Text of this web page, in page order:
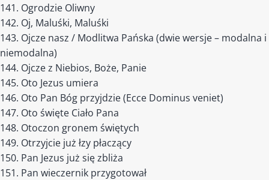
Ogrodzie Oliwny
Oj, Maluśki, Maluśki
Ojcze nasz / Modlitwa Pańska (dwie wersje – modalna i
niemodalna)
Ojcze z Niebios, Boże, Panie
Oto Jezus umiera
Oto Pan Bóg przyjdzie (Ecce Dominus veniet)
Oto święte Ciało Pana
Otoczon gronem świętych
Otrzyjcie już łzy płaczący
Pan Jezus już się zbliża
Pan wieczernik przygotował